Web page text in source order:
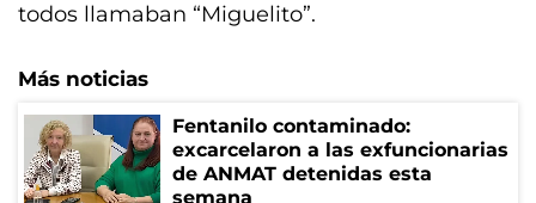
todos llamaban “Miguelito”.
Más noticias
Fentanilo contaminado:
excarcelaron a las exfuncionarias
de ANMAT detenidas esta
semana